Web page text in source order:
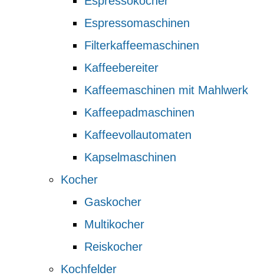
Espressomaschinen
Filterkaffeemaschinen
Kaffeebereiter
Kaffeemaschinen mit Mahlwerk
Kaffeepadmaschinen
Kaffeevollautomaten
Kapselmaschinen
Kocher
Gaskocher
Multikocher
Reiskocher
Kochfelder